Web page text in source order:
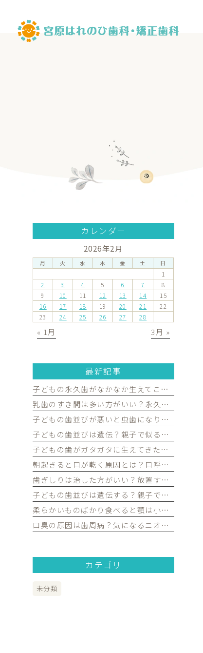
カレンダー
2026年2月
月 火 水 木 金 土 日
1
2
3 4 5 6 7
8
9
10 11 12 13 14
15
16
17 18 19 20 21
22
23
24 25 26 27 28
« 1月 3月 »
最新記事
子どもの永久歯がなかなか生えてこない…受診した方がよいケースを歯科医が解説｜宮原・さいたま市北区の歯医者
乳歯のすき間は多い方がいい？永久歯がきれいに並ぶために必要な理由を歯科医が解説｜宮原・さいたま市北区の歯医者
子どもの歯並びが悪いと虫歯になりやすい？歯並びとお口の健康の関係を歯科医が解説｜宮原・さいたま市北区の歯医者
子どもの歯並びは遺伝？親子で似る部分と生活習慣で変えられる部分を歯科医が解説｜宮原・さいたま市北区の歯医者
子どもの歯がガタガタに生えてきたけど大丈夫？永久歯の歯並びについて歯科医が解説｜宮原・さいたま市北区の歯医者
朝起きると口が乾く原因とは？口呼吸や歯並びとの関係を歯科医が解説｜宮原・さいたま市北区の歯医者
歯ぎしりは治した方がいい？放置するリスクや原因を歯科医が解説｜宮原・さいたま市北区の歯医者
子どもの歯並びは遺伝する？親子で似る理由や予防できるポイントを歯科医が解説｜宮原・さいたま市北区の歯医者
柔らかいものばかり食べると顎は小さくなる？子どもの歯並びとの関係を歯科医が解説｜宮原・さいたま市北区の歯医者
口臭の原因は歯周病？気になるニオイの原因や対策を歯科医が解説｜宮原・さいたま市北区の歯医者
カテゴリ
未分類